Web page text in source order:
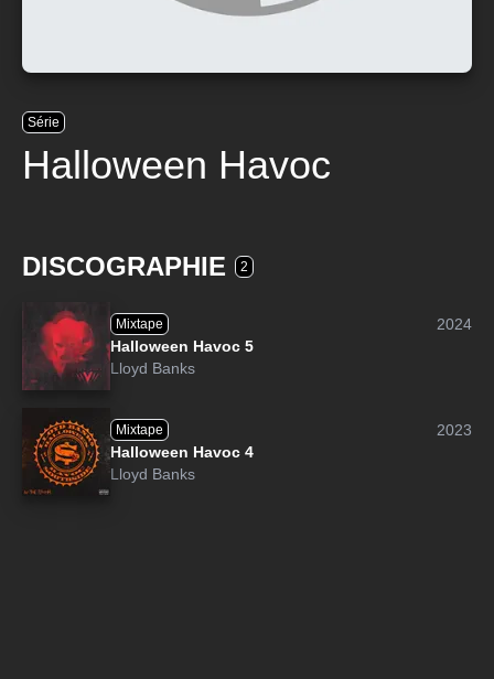
Série
Halloween Havoc
DISCOGRAPHIE 2
Mixtape
2024
Halloween Havoc 5
Lloyd Banks
Mixtape
2023
Halloween Havoc 4
Lloyd Banks